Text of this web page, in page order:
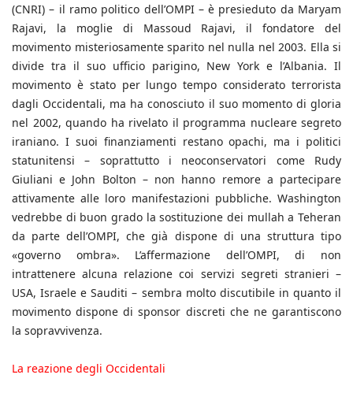
(CNRI) – il ramo politico dell’OMPI – è presieduto da Maryam
Rajavi, la moglie di Massoud Rajavi, il fondatore del
movimento misteriosamente sparito nel nulla nel 2003. Ella si
divide tra il suo ufficio parigino, New York e l’Albania. Il
movimento è stato per lungo tempo considerato terrorista
dagli Occidentali, ma ha conosciuto il suo momento di gloria
nel 2002, quando ha rivelato il programma nucleare segreto
iraniano. I suoi finanziamenti restano opachi, ma i politici
statunitensi – soprattutto i neoconservatori come Rudy
Giuliani e John Bolton – non hanno remore a partecipare
attivamente alle loro manifestazioni pubbliche. Washington
vedrebbe di buon grado la sostituzione dei mullah a Teheran
da parte dell’OMPI, che già dispone di una struttura tipo
«governo ombra». L’affermazione dell’OMPI, di non
intrattenere alcuna relazione coi servizi segreti stranieri –
USA, Israele e Sauditi – sembra molto discutibile in quanto il
movimento dispone di sponsor discreti che ne garantiscono
la sopravvivenza.
La reazione degli Occidentali